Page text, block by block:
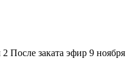
После заката эфир 9 ноября